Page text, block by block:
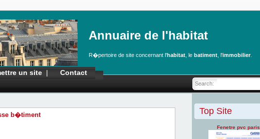
Annuaire de l'habitat
R�pertoire de site concernant l'habitat, le batiment, l'immobilier.
un site | Contact
Search:
b�timent Top Site
Fenetre pvc paris